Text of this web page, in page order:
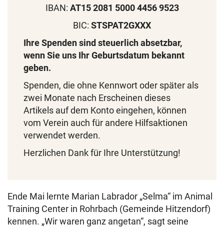
IBAN: AT15 2081 5000 4456 9523
BIC: STSPAT2GXXX
Ihre Spenden sind steuerlich absetzbar,
wenn Sie uns Ihr Geburtsdatum bekannt
geben.
Spenden, die ohne Kennwort oder später als
zwei Monate nach Erscheinen dieses
Artikels auf dem Konto eingehen, können
vom Verein auch für andere Hilfsaktionen
verwendet werden.
Herzlichen Dank für Ihre Unterstützung!
Ende Mai lernte Marian Labrador „Selma“ im Animal
Training Center in Rohrbach (Gemeinde Hitzendorf)
kennen. „Wir waren ganz angetan“, sagt seine